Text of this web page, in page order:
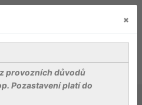
×
provozních důvodů
Pozastavení platí do